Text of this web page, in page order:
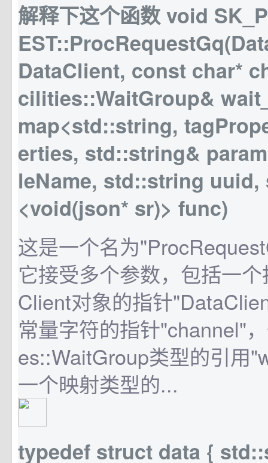
解释下这个函数 void
DataClient, const char*
cilities::WaitGroup&
map<std::string,
erties, std::string&
leName, std::string
<void(json* sr)> func)
这是一个名为
它接受多个参数，包括一
Client对象的指针
常量字符的指针"channel"
es::WaitGroup类型的引用
一个映射类型的...
typedef struct data {